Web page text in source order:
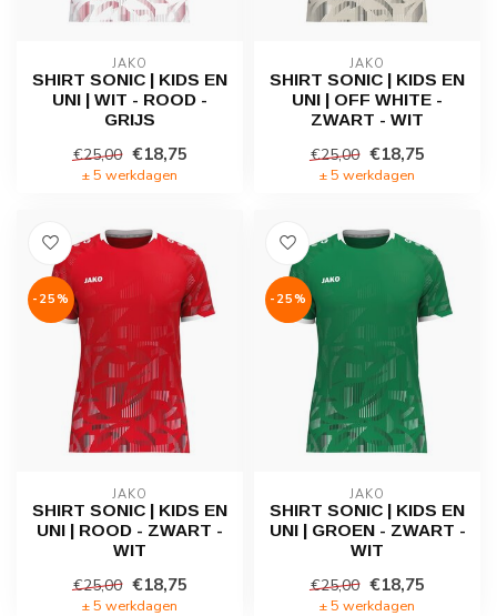
JAKO
SHIRT SONIC | KIDS EN
UNI | WIT - ROOD -
GRIJS
€25,00 €18,75
± 5 werkdagen
JAKO
SHIRT SONIC | KIDS EN
UNI | OFF WHITE -
ZWART - WIT
€25,00 €18,75
± 5 werkdagen
-25%
JAKO
SHIRT SONIC | KIDS EN
UNI | ROOD - ZWART -
WIT
€25,00 €18,75
± 5 werkdagen
-25%
JAKO
SHIRT SONIC | KIDS EN
UNI | GROEN - ZWART -
WIT
€25,00 €18,75
± 5 werkdagen